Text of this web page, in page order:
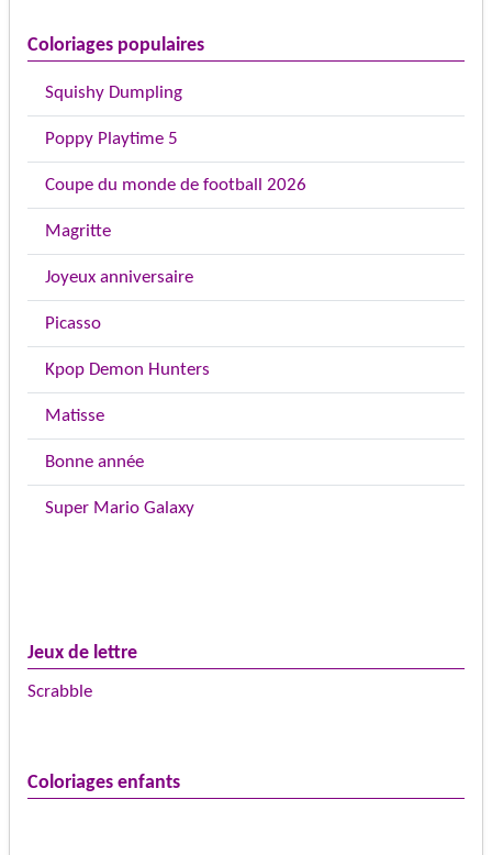
Coloriages populaires
Squishy Dumpling
Poppy Playtime 5
Coupe du monde de football 2026
Magritte
Joyeux anniversaire
Picasso
Kpop Demon Hunters
Matisse
Bonne année
Super Mario Galaxy
Jeux de lettre
Scrabble
Coloriages enfants